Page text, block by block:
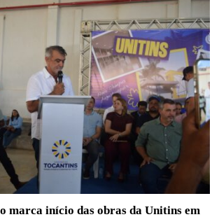
marca início das obras da Unitins em